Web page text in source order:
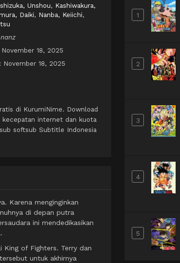
Unshou, Kashiwakura,
Daiki, Nanba, Keiichi,
nanz
November 18, 2025
November 18, 2025
di KurumiNime. Download
kecepatan internet dan kuota
softsub Subtitle Indonesia
Karena menginginkan
di depan putra
ini mendedikasikan
King of Fighters. Terry dan
untuk akhirnya
1
2
3
4
5